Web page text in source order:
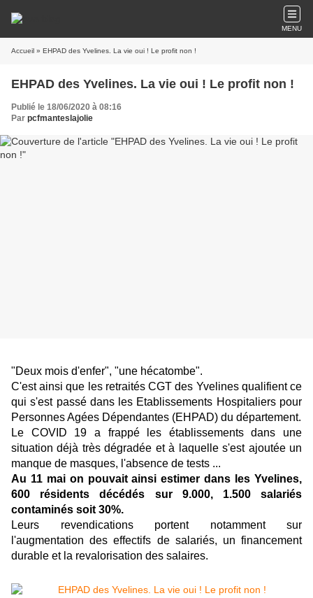
MENU
Accueil » EHPAD des Yvelines. La vie oui ! Le profit non !
EHPAD des Yvelines. La vie oui ! Le profit non !
Publié le 18/06/2020 à 08:16
Par pcfmanteslajolie
"Deux mois d'enfer", "une hécatombe".
C'est ainsi que les retraités CGT des Yvelines qualifient ce
qui s'est passé dans les Etablissements Hospitaliers pour
Personnes Agées Dépendantes (EHPAD) du département.
Le COVID 19 a frappé les établissements dans une
situation déjà très dégradée et à laquelle s'est ajoutée un
manque de masques, l'absence de tests ...
Au 11 mai on pouvait ainsi estimer dans les Yvelines,
600 résidents décédés sur 9.000, 1.500 salariés
contaminés soit 30%.
Leurs revendications portent notamment sur
l'augmentation des effectifs de salariés, un financement
durable et la revalorisation des salaires.